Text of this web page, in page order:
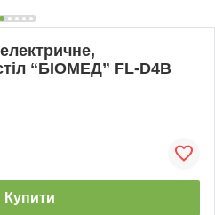
“БІОМЕД” FL-D4B
Купити